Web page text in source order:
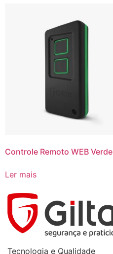
Controle Remoto WEB Verde
Ler mais
Tecnologia e Qualidade